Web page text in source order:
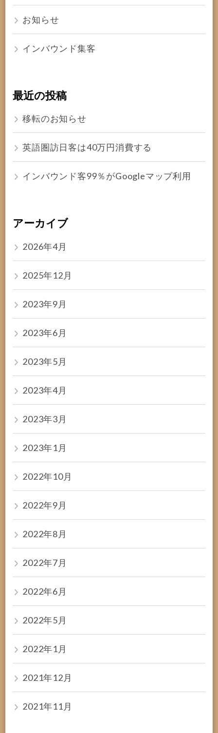
お知らせ
インバウンド集客
最近の投稿
移転のお知らせ
英語圏訪日客は40万円消費する
インバウンド客99％がGoogleマップ利用
アーカイブ
2026年4月
2025年12月
2023年9月
2023年6月
2023年5月
2023年4月
2023年3月
2023年1月
2022年10月
2022年9月
2022年8月
2022年7月
2022年6月
2022年5月
2022年1月
2021年12月
2021年11月